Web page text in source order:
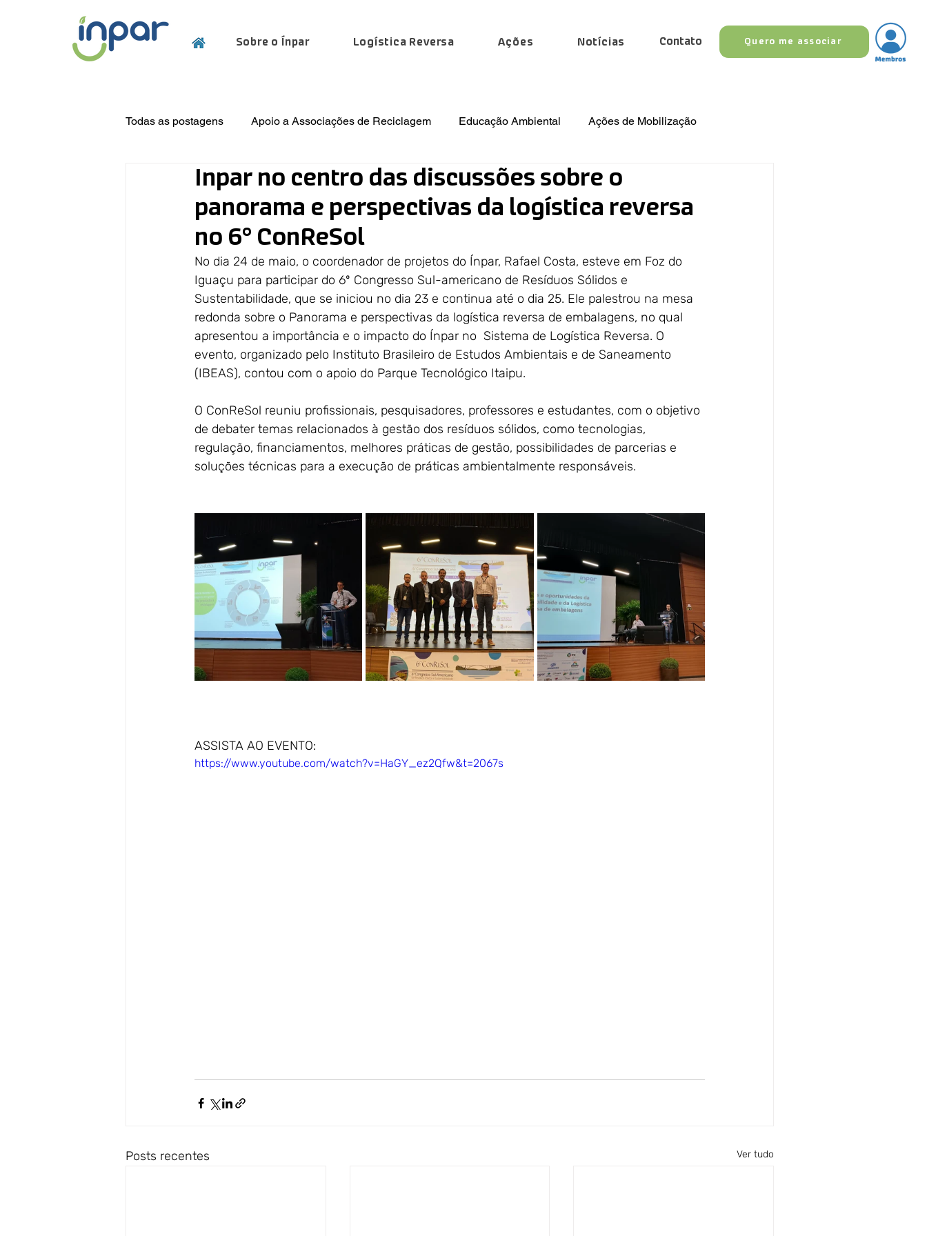
Sobre o Ínpar Logística Reversa Ações Notícias Contato Quero me associar
Todas as postagens Apoio a Associações de Reciclagem Educação Ambiental Ações de Mobilização
Eventos Técnicos Projetos Especiais Institucional Regulamentações Notícias
Inpar no centro das discussões sobre o
panorama e perspectivas da logística reversa
no 6° ConReSol
No dia 24 de maio, o coordenador de projetos do Ínpar, Rafael Costa, esteve em Foz do
Iguaçu para participar do 6º Congresso Sul-americano de Resíduos Sólidos e
Sustentabilidade, que se iniciou no dia 23 e continua até o dia 25. Ele palestrou na mesa
redonda sobre o Panorama e perspectivas da logística reversa de embalagens, no qual
apresentou a importância e o impacto do Ínpar no  Sistema de Logística Reversa. O
evento, organizado pelo Instituto Brasileiro de Estudos Ambientais e de Saneamento
(IBEAS), contou com o apoio do Parque Tecnológico Itaipu.
O ConReSol reuniu profissionais, pesquisadores, professores e estudantes, com o objetivo
de debater temas relacionados à gestão dos resíduos sólidos, como tecnologias,
regulação, financiamentos, melhores práticas de gestão, possibilidades de parcerias e
soluções técnicas para a execução de práticas ambientalmente responsáveis.
ASSISTA AO EVENTO:
https://www.youtube.com/watch?v=HaGY_ez2Qfw&t=2067s
Posts recentes Ver tudo